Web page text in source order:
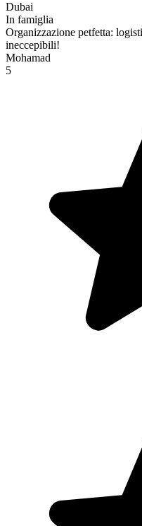
Dubai
In famiglia
Organizzazione petfetta:
ineccepibili!
Mohamad
5